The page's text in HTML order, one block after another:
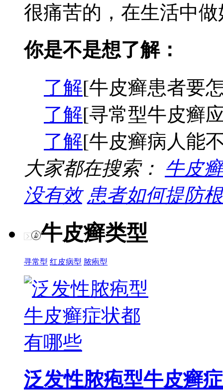
很痛苦的，在生活中
你是不是想了解：
了解[牛皮癣患者要
了解[寻常型牛皮癣
了解[牛皮癣病人能
大家都在搜索： 牛皮
没有效 患者如何提防
牛皮癣类型
寻常型 红皮病型 脓疱型
泛发性脓疱型牛皮癣症